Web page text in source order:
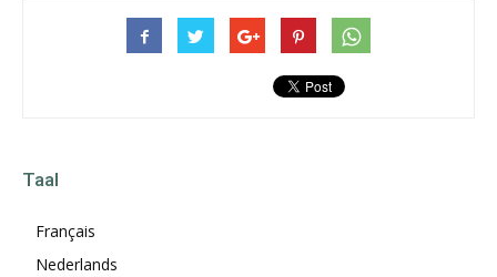
Taal
Français
Nederlands